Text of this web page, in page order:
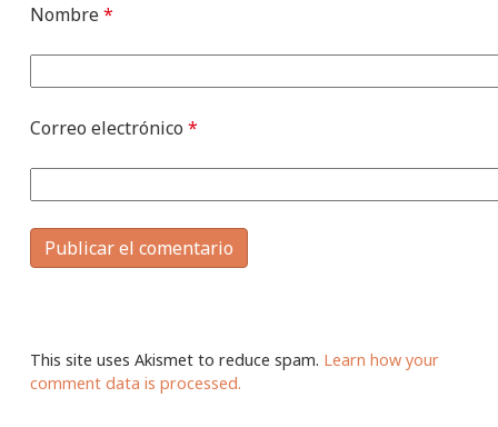
Nombre*
Correo electrónico *
This site uses Akismet to reduce spam. Learn how your
comment data is processed.